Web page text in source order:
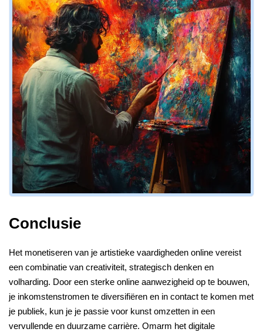
Conclusie
Het monetiseren van je artistieke vaardigheden online vereist
een combinatie van creativiteit, strategisch denken en
volharding. Door een sterke online aanwezigheid op te bouwen,
je inkomstenstromen te diversifiëren en in contact te komen met
je publiek, kun je je passie voor kunst omzetten in een
vervullende en duurzame carrière. Omarm het digitale